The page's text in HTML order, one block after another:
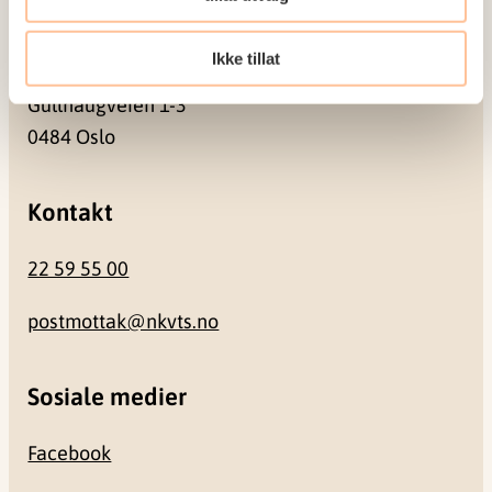
Ikke tillat
Gullhaugveien 1-3
0484 Oslo
Kontakt
22 59 55 00
postmottak@nkvts.no
Sosiale medier
Facebook